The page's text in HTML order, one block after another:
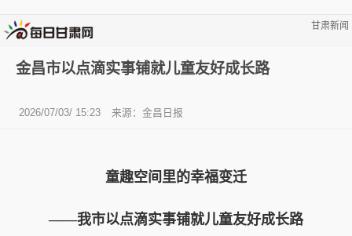
甘肃新闻
金昌市以点滴实事铺就儿童友好成长路
2026/07/03/ 15:23 来源：金昌日报
童趣空间里的幸福变迁
——我市以点滴实事铺就儿童友好成长路